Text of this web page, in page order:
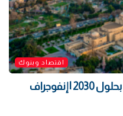
اقتصاد وبنوك